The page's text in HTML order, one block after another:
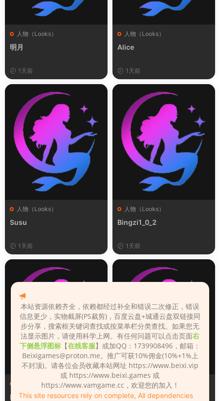
人物（Looks）
明月
1天前
人物（Looks）
Alice
1天前
人物（Looks）
Susu
1天前
人物（Looks）
Bingzi1_0_2
1天前
人物（Looks）
Monica_2_2_2
人物（Looks）
Lizhen2025
本站资源依赖齐全，依赖都经过补全和错误二次修正，错误
信息更少，实物截屏(PS裁剪)，百度云盘+城通云盘双链接同
步分享，搜索框关键词查找或按菜单栏分类查找。如果您无
法显示图片，请使用科学上网。有任何问题可以点击页面右
下侧悬浮图标 【在线客服】或加QQ：1739908496，邮箱：
Beixigames@proton.me。推广可获10%佣金(10%+1%上
不封顶)。请各位会员收藏本站网址 https://www.beixi.vip
或 https://www.beixi.games 或
https://www.vamgame.cc，欢迎您的加入！
This site resources rely on complete, All dependencies